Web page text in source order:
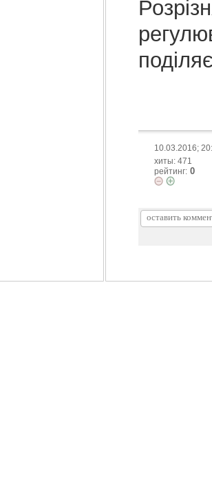
10.03.2016;
хиты: 471
рейтинг: 0